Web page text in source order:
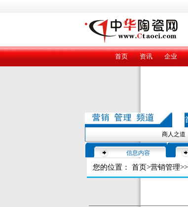
首页 资讯 企业
商人之道
信息内容
您的位置： 首页>营销管理>>